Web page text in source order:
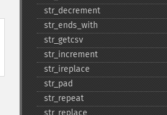
str_​decrement
str_​ends_​with
str_​getcsv
str_​increment
str_​ireplace
str_​pad
str_​repeat
str_​replace